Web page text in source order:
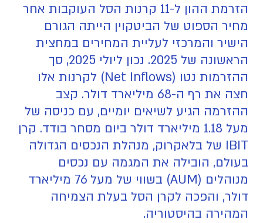
הזרמת ההון ל-11 קרנות הסל העוקבות אחר
מחיר הספוט של הביטקוין הייתה הגורם
הישיר והמרכזי לעליית המחירים במחצית
הראשונה של 2025. נכון ליולי 2025, סך
ההזרמות נטו (Net Inflows) לקרנות אלו
חצה את רף ה-68 מיליארד דולר. קצב
ההזרמה הגיע לשיאים יומיים, עם כניסה של
מעל 1.18 מיליארד דולר ביום מסחר בודד. קרן
IBIT של בלאקרוק, מנהלת הנכסים הגדולה
בעולם, הובילה את המגמה עם נכסים
מנוהלים (AUM) בשווי של מעל 76 מיליארד
דולר, והפכה לקרן הסל בעלת הצמיחה
המהירה בהיסטוריה.